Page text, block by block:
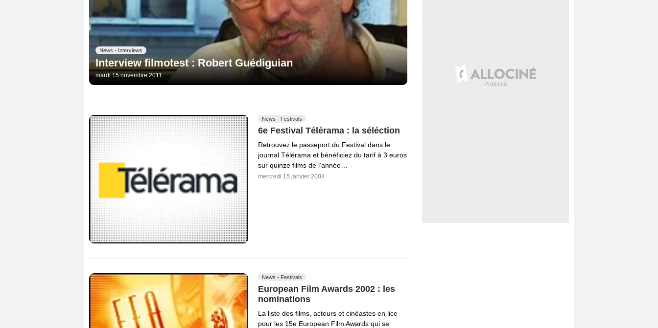
News - Interviews
Interview filmotest : Robert Guédiguian
mardi 15 novembre 2011
News - Festivals
6e Festival Télérama : la séléction
Retrouvez le passeport du Festival dans le
journal Télérama et bénéficiez du tarif à 3 euros
sur quinze films de l'année…
mercredi 15 janvier 2003
News - Festivals
European Film Awards 2002 : les
nominations
La liste des films, acteurs et cinéastes en lice
pour les 15e European Film Awards qui se